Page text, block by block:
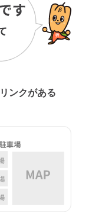
リンクがある